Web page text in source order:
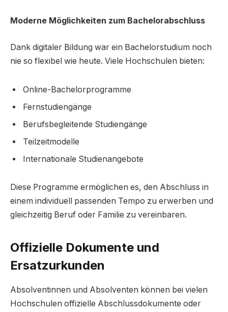
Moderne Möglichkeiten zum Bachelorabschluss
Dank digitaler Bildung war ein Bachelorstudium noch
nie so flexibel wie heute. Viele Hochschulen bieten:
Online-Bachelorprogramme
Fernstudiengänge
Berufsbegleitende Studiengänge
Teilzeitmodelle
Internationale Studienangebote
Diese Programme ermöglichen es, den Abschluss in
einem individuell passenden Tempo zu erwerben und
gleichzeitig Beruf oder Familie zu vereinbaren.
Offizielle Dokumente und
Ersatzurkunden
Absolventinnen und Absolventen können bei vielen
Hochschulen offizielle Abschlussdokumente oder